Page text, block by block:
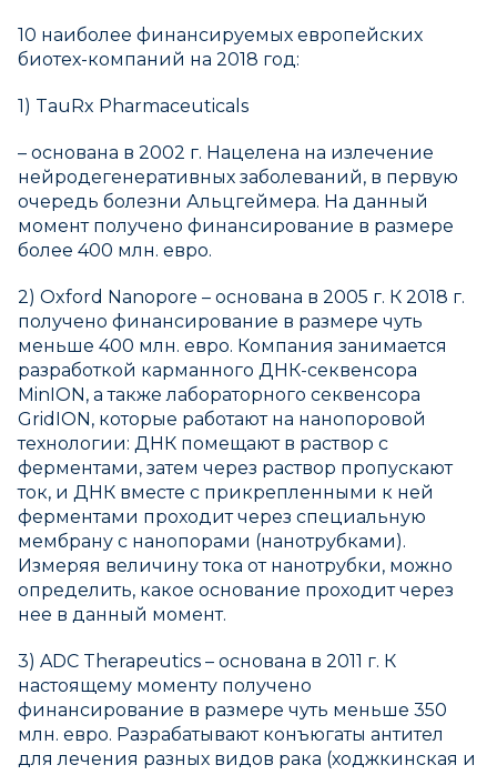
10 наиболее финансируемых европейских
биотех-компаний на 2018 год:
1) TauRx Pharmaceuticals
– основана в 2002 г. Нацелена на излечение
нейродегенеративных заболеваний, в первую
очередь болезни Альцгеймера. На данный
момент получено финансирование в размере
более 400 млн. евро.
2) Oxford Nanopore – основана в 2005 г. К 2018 г.
получено финансирование в размере чуть
меньше 400 млн. евро. Компания занимается
разработкой карманного ДНК-секвенсора
MinION, а также лабораторного секвенсора
GridION, которые работают на нанопоровой
технологии: ДНК помещают в раствор с
ферментами, затем через раствор пропускают
ток, и ДНК вместе с прикрепленными к ней
ферментами проходит через специальную
мембрану с нанопорами (нанотрубками).
Измеряя величину тока от нанотрубки, можно
определить, какое основание проходит через
нее в данный момент.
3) ADC Therapeutics – основана в 2011 г. К
настоящему моменту получено
финансирование в размере чуть меньше 350
млн. евро. Разрабатывают конъюгаты антител
для лечения разных видов рака (ходжкинская и